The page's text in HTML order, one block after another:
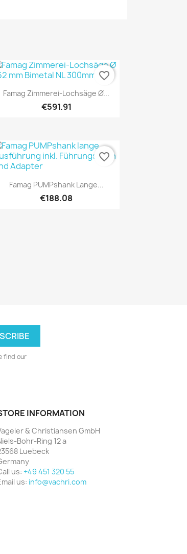
Quick view
Famag Zimmerei-Lochsäge Ø...
€591.91
favorite_border
 Quick view
Famag PUMPshank Lange...
€188.08
favorite_border
find our
INFORMATION
& Christiansen GmbH
Bohr-Ring 12 a
Luebeck
us: +49 451 320 55
us: info@vachri.com